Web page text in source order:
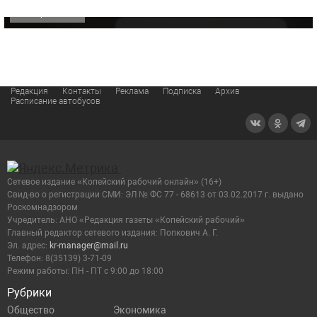
Редакция Контакты Реклама Подписка
Архив
Расписание автобусов
Рубрики
Общество Экономика
Сетевое издание «Копейский рабочий онлайн» (16+)
Cвид-во о регистрации СМИ: ЭЛ № ФС 77 - 68613 от 03.02.2017 г. выдано
Роскомнадзором
Учредитель: АНО «Редакция газеты «Копейский рабочий»
Главный редактор сетевого издания: Попкович А. Г.
Эл. адрес: kr-manager@mail.ru
Телефон: 8(35139) 3-71-09
Режим работы: ПН - ПТ с 9:00 до 18:00